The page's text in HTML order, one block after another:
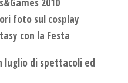
2010
foto sul cosplay
con la Festa
luglio di spettacoli ed